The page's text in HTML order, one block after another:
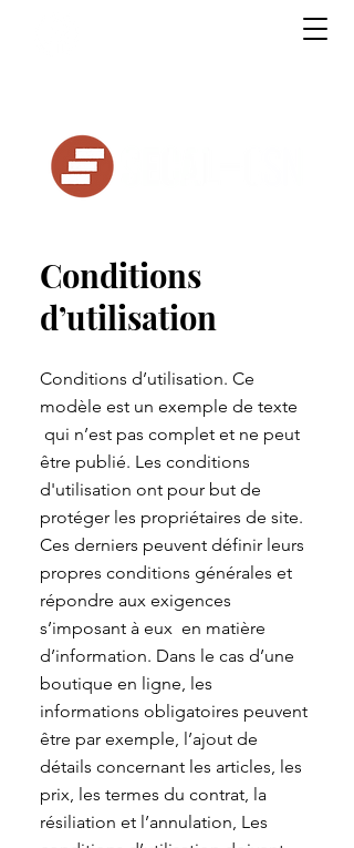
Conditions
d’utilisation
Conditions d’utilisation. Ce
modèle est un exemple de texte
qui n’est pas complet et ne peut
être publié. Les conditions
d'utilisation ont pour but de
protéger les propriétaires de site.
Ces derniers peuvent définir leurs
propres conditions générales et
répondre aux exigences
s’imposant à eux en matière
d’information. Dans le cas d’une
boutique en ligne, les
informations obligatoires peuvent
être par exemple, l’ajout de
détails concernant les articles, les
prix, les termes du contrat, la
résiliation et l’annulation, Les